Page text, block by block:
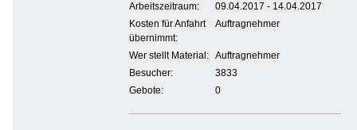
Arbeitszeitraum:
09.04.2017 - 14.04.2017
Kosten für Anfahrt
übernimmt:
Auftragnehmer
Wer stellt Material: Auftragnehmer
Besucher:
3833
Gebote:
0